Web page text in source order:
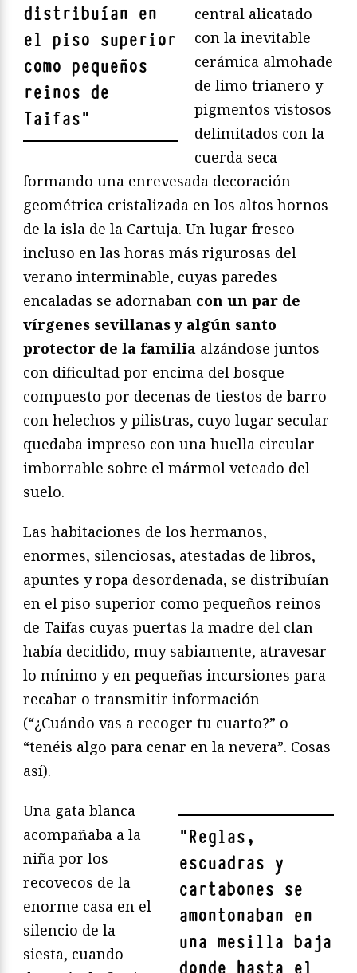
distribuían en
el piso superior
como pequeños
reinos de
Taifas"
central alicatado
con la inevitable
cerámica almohade
de limo trianero y
pigmentos vistosos
delimitados con la
cuerda seca
formando una enrevesada decoración
geométrica cristalizada en los altos hornos
de la isla de la Cartuja. Un lugar fresco
incluso en las horas más rigurosas del
verano interminable, cuyas paredes
encaladas se adornaban con un par de
vírgenes sevillanas y algún santo
protector de la familia alzándose juntos
con dificultad por encima del bosque
compuesto por decenas de tiestos de barro
con helechos y pilistras, cuyo lugar secular
quedaba impreso con una huella circular
imborrable sobre el mármol veteado del
suelo.
Las habitaciones de los hermanos,
enormes, silenciosas, atestadas de libros,
apuntes y ropa desordenada, se distribuían
en el piso superior como pequeños reinos
de Taifas cuyas puertas la madre del clan
había decidido, muy sabiamente, atravesar
lo mínimo y en pequeñas incursiones para
recabar o transmitir información
(“¿Cuándo vas a recoger tu cuarto?” o
“tenéis algo para cenar en la nevera”. Cosas
así).
"Reglas,
escuadras y
cartabones se
amontonaban en
una mesilla baja
donde hasta el
Una gata blanca
acompañaba a la
niña por los
recovecos de la
enorme casa en el
silencio de la
siesta, cuando